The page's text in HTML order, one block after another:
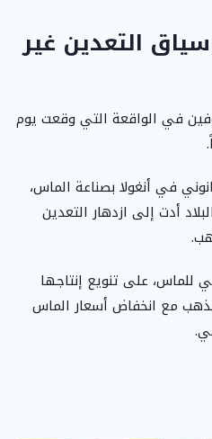
التعدين غير
في الواقعة التي وقعت يوم
في أنغولا بصناعة الماس،
أدت إلى ازدهار التعدين
للماس، على تنويع إنتاجها
مع انخفاض أسعار الماس